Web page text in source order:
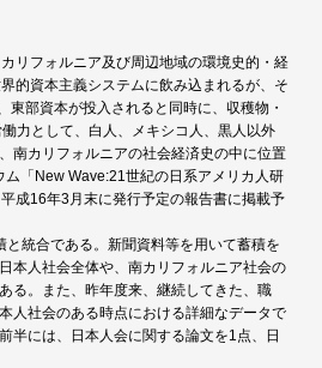
リフォルニア及び周辺地域の環境史的・経
的資本主義システムに飲み込まれるが、そ
部資本が投入されると同時に、収穫物・
力として、白人、メキシコ人、黒人以外
南カリフォルニアの社会経済史の中に位置
「New Wave:21世紀の日系アメリカ人研
成16年3月末に発行予定の報告書に掲載予
統合である。新聞資料等を用いて蓄積を
本人社会全体や、南カリフォルニア社会の
る。また、昨年度来、継続してきた、職
人社会のある時点における詳細なデータで
半には、日本人会に関する論文を1点、日